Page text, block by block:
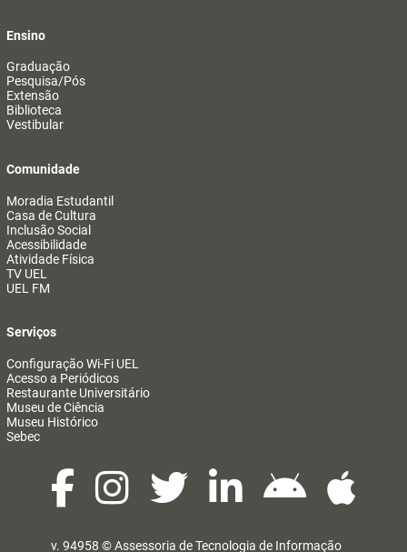
Ensino
Graduação
Pesquisa/Pós
Extensão
Biblioteca
Vestibular
Comunidade
Moradia Estudantil
Casa de Cultura
Inclusão Social
Acessibilidade
Atividade Física
TV UEL
UEL FM
Serviços
Configuração Wi-Fi UEL
Acesso a Periódicos
Restaurante Universitário
Museu de Ciência
Museu Histórico
Sebec
v. 94958 ©Assessoria de Tecnologia de Informação